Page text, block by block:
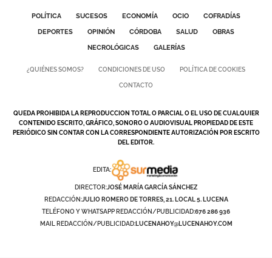
GALERÍAS
POLÍTICA SUCESOS ECONOMÍA OCIO
COFRADÍAS
DEPORTES
OPINIÓN CÓRDOBA SALUD
OBRAS
NECROLÓGICAS
GALERÍAS
¿QUIÉNES SOMOS? CONDICIONES DE USO POLÍTICA DE COOKIES
CONTACTO
QUEDA PROHIBIDA LA REPRODUCCION TOTAL O PARCIAL O EL USO DE CUALQUIER
CONTENIDO ESCRITO, GRÁFICO, SONORO O AUDIOVISUAL PROPIEDAD DE ESTE
PERIÓDICO SIN CONTAR CON LA CORRESPONDIENTE AUTORIZACIÓN POR ESCRITO
DEL EDITOR.
EDITA:
DIRECTOR:JOSÉ MARÍA GARCÍA SÁNCHEZ
REDACCIÓN:JULIO ROMERO DE TORRES, 21. LOCAL 5. LUCENA
TELÉFONO Y WHATSAPP REDACCIÓN/PUBLICIDAD:676 286 936
MAIL REDACCIÓN/PUBLICIDAD:LUCENAHOY@LUCENAHOY.COM